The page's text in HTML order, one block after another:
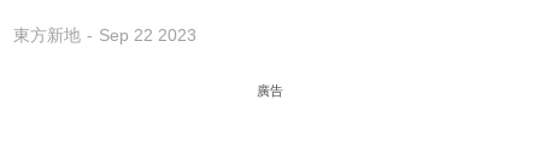
東方新地 Sep 22 2023
廣告